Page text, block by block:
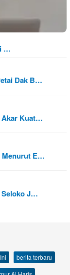
…
Dak B…
Akar Kuat…
Menurut E…
Seloko J…
berita terbaru